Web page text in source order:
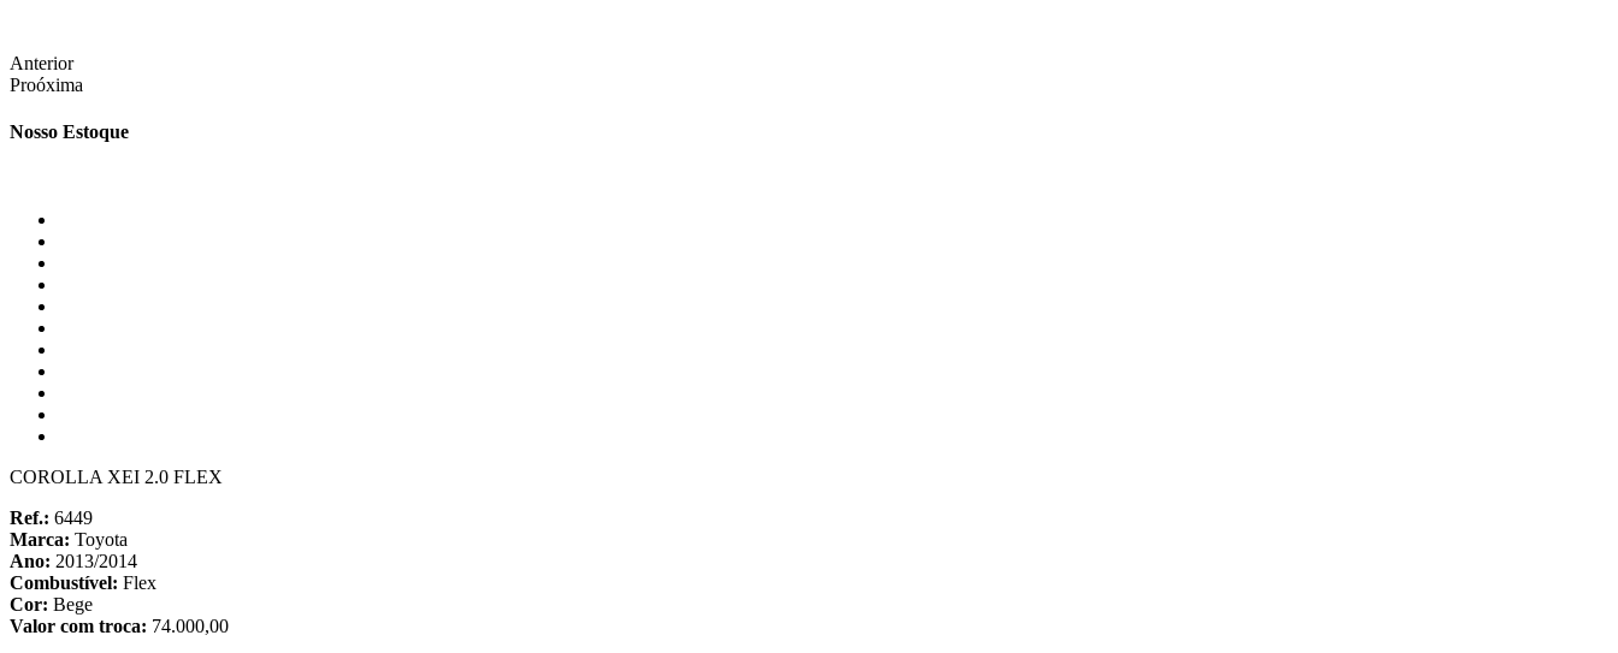
Anterior
Proóxima
Nosso Estoque
COROLLA XEI 2.0 FLEX
Ref.: 6449
Marca: Toyota
Ano: 2013/2014
Combustível: Flex
Cor: Bege
Valor com troca: 74.000,00